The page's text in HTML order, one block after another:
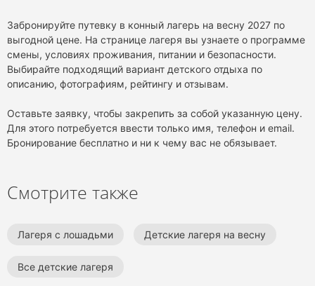
Забронируйте путевку в конный лагерь на весну 2027 по
выгодной цене. На странице лагеря вы узнаете о программе
смены, условиях проживания, питании и безопасности.
Выбирайте подходящий вариант детского отдыха по
описанию, фотографиям, рейтингу и отзывам.
Оставьте заявку, чтобы закрепить за собой указанную цену.
Для этого потребуется ввести только имя, телефон и email.
Бронирование бесплатно и ни к чему вас не обязывает.
Смотрите также
Лагеря с лошадьми Детские лагеря на весну
Все детские лагеря